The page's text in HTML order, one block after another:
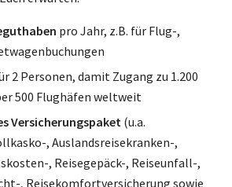
pro Jahr, z.B. für Flug-,
2 Personen, damit Zugang zu 1.200
500 Flughäfen weltweit
Versicherungspaket(u.a.
, Auslandsreisekranken-,
, Reisegepäck-, Reiseunfall-,
, Reisekomfortversicherung sowie